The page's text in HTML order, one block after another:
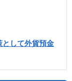
して外貨預金